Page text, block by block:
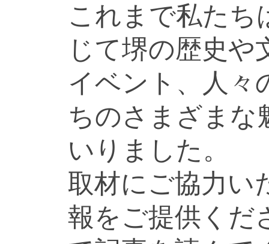
これまで私たち
じて堺の歴史や
イベント、人々
ちのさまざまな
いりました。
取材にご協力い
報をご提供くだ